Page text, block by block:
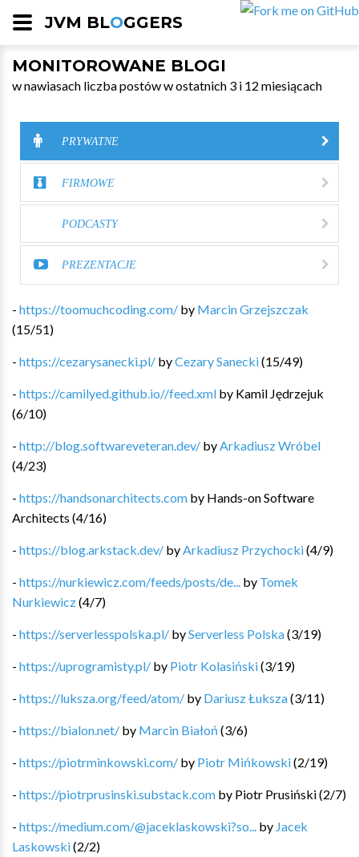
JVM BLOGGERS
MONITOROWANE BLOGI
w nawiasach liczba postów w ostatnich 3 i 12 miesiącach
PRYWATNE
FIRMOWE
PODCASTY
PREZENTACJE
- https://toomuchcoding.com/ by Marcin Grzejszczak
(15/51)
- https://cezarysanecki.pl/ byCezary Sanecki(15/49)
- https://camilyed.github.io//feed.xml by Kamil Jędrzejuk
(6/10)
- http://blog.softwareveteran.dev/ by Arkadiusz Wróbel
(4/23)
- https://handsonarchitects.com by Hands-on Software
Architects (4/16)
- https://blog.arkstack.dev/ by Arkadiusz Przychocki(4/9)
- https://nurkiewicz.com/feeds/posts/de... by Tomek
Nurkiewicz(4/7)
- https://serverlesspolska.pl/ byServerless Polska(3/19)
- https://uprogramisty.pl/ by Piotr Kolasiński(3/19)
- https://luksza.org/feed/atom/ by Dariusz Łuksza(3/11)
- https://bialon.net/ by Marcin Białoń (3/6)
- https://piotrminkowski.com/ by Piotr Mińkowski(2/19)
- https://piotrprusinski.substack.com by Piotr Prusiński(2/7)
- https://medium.com/@jaceklaskowski?so... by Jacek
Laskowski(2/2)